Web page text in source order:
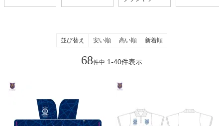
並び替え 安い順 高い順 新着順
68件中 1-40件表示